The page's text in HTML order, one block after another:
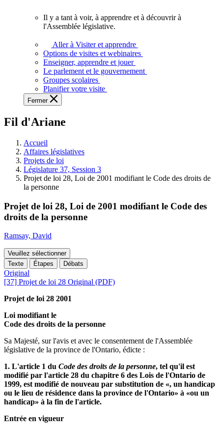
voir,
apprendre
et
à
à
législative.
Il y a tant à voir, à apprendre et à découvrir à
l'Assemblée législative.
Aller à Visiter et apprendre
Options de visites et webinaires
Enseigner, apprendre et jouer
Le parlement et le gouvernement
Groupes scolaires
Planifier votre visite
Fermer
Fil d'Ariane
Accueil
Affaires législatives
Projets de loi
Législature 37, Session 3
Projet de loi 28, Loi de 2001 modifiant le Code des droits de
la personne
Projet de loi 28, Loi de 2001 modifiant le Code des
droits de la personne
Ramsay, David
Veuillez sélectionner
Texte
Étapes Débats
Original
[37] Projet de loi 28 Original (PDF)
Projet de loi 28 2001
Loi modifiant le
Code des droits de la personne
Sa Majesté, sur l'avis et avec le consentement de l'Assemblée
législative de la province de l'Ontario, édicte :
1. L'article 1 du Code des droits de la personne, tel qu'il est
modifié par l'article 28 du chapitre 6 des Lois de l'Ontario de
1999, est modifié de nouveau par substitution de «, un handicap
ou le lieu de résidence dans la province de l'Ontario» à «ou un
handicap» à la fin de l'article.
Entrée en vigueur